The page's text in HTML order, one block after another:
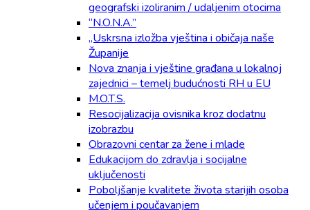
geografski izoliranim / udaljenim otocima
“N.O.N.A.”
„Uskrsna izložba vještina i običaja naše
Županije
Nova znanja i vještine građana u lokalnoj
zajednici – temelj budućnosti RH u EU
M.O.T.S.
Resocijalizacija ovisnika kroz dodatnu
izobrazbu
Obrazovni centar za žene i mlade
Edukacijom do zdravlja i socijalne
uključenosti
Poboljšanje kvalitete života starijih osoba
učenjem i poučavanjem